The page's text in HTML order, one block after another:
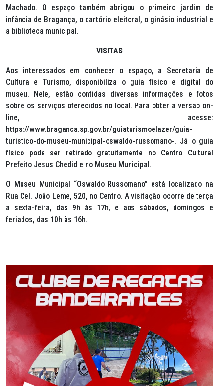
Machado. O espaço também abrigou o primeiro jardim de
infância de Bragança, o cartório eleitoral, o ginásio industrial e
a biblioteca municipal.
VISITAS
Aos interessados em conhecer o espaço, a Secretaria de
Cultura e Turismo, disponibiliza o guia físico e digital do
museu. Nele, estão contidas diversas informações e fotos
sobre os serviços oferecidos no local. Para obter a versão on-
line, acesse:
https://www.braganca.sp.gov.br/guiaturismoelazer/guia-
turistico-do-museu-municipal-oswaldo-russomano-. Já o guia
físico pode ser retirado gratuitamente no Centro Cultural
Prefeito Jesus Chedid e no Museu Municipal.
O Museu Municipal “Oswaldo Russomano” está localizado na
Rua Cel. João Leme, 520, no Centro. A visitação ocorre de terça
a sexta-feira, das 9h às 17h, e aos sábados, domingos e
feriados, das 10h às 16h.